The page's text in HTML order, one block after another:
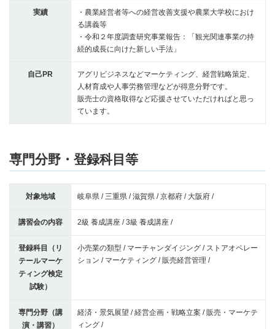
実績
・農業経営者等への経営改善支援や農業大学校におけ
る講義等
・令和２年度調査研究事業報告：「観光関連事業の持
続的成長に向けた新しい手法」
自己PR
アグリビジネスなどマーケティング、経営戦略策定、
人材育成や人事労務管理などが得意分野です。
販売士の資格取得など応援させていただければと思っ
ています。
専門分野・登録科目等
対象地域 岐阜県 / 三重県 / 滋賀県 / 京都府 / 大阪府 /
講習会の内容 2級 養成講座 / 3級 養成講座 /
登録科目（リ
テールマーケ
ティング検定
試験）
小売業の類型 / マーチャンダイジング / ストアオペレー
ション / マーケティング / 販売経営管理 /
専門分野（講
演・講習）
経済・景気展望 / 経営企画・戦略立案 / 販売・マーケテ
ィング /